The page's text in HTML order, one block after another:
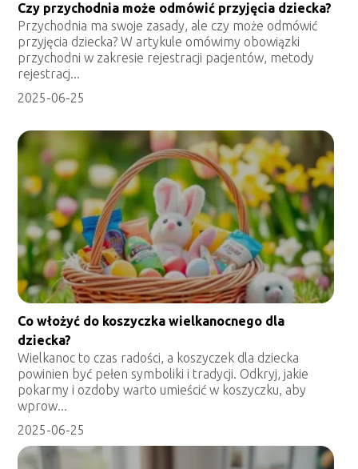
Czy przychodnia może odmówić przyjęcia dziecka?
Przychodnia ma swoje zasady, ale czy może odmówić
przyjęcia dziecka? W artykule omówimy obowiązki
przychodni w zakresie rejestracji pacjentów, metody
rejestracj...
2025-06-25
Co włożyć do koszyczka wielkanocnego dla
dziecka?
Wielkanoc to czas radości, a koszyczek dla dziecka
powinien być pełen symboliki i tradycji. Odkryj, jakie
pokarmy i ozdoby warto umieścić w koszyczku, aby
wprow...
2025-06-25